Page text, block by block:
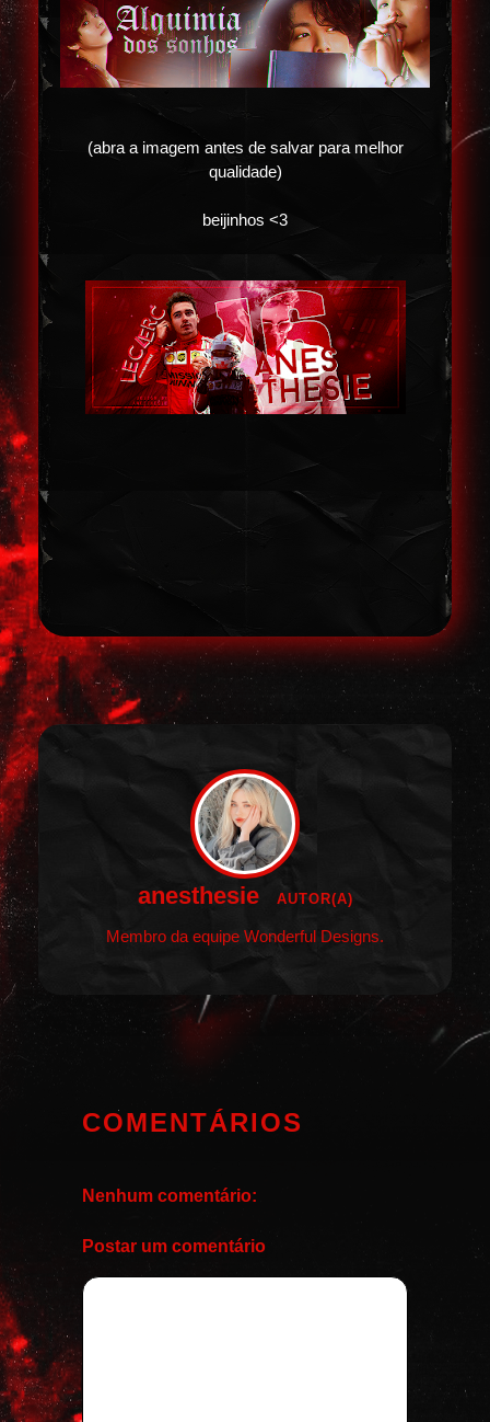
(abra a imagem antes de salvar para melhor
qualidade)
beijinhos <3
anesthesie AUTOR(A)
Membro da equipe Wonderful Designs.
COMENTÁRIOS
Nenhum comentário:
Postar um comentário